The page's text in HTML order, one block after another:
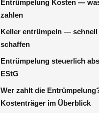
Entrümpelung Kosten —
zahlen
Keller entrümpeln —
schaffen
Entrümpelung steuerlich
EStG
Wer zahlt die
Kostenträger im Überblick